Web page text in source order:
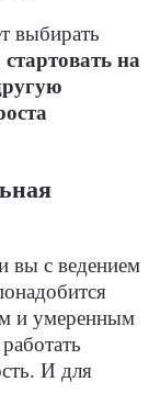
выбирать
на
вы с ведением
и умеренным
И для